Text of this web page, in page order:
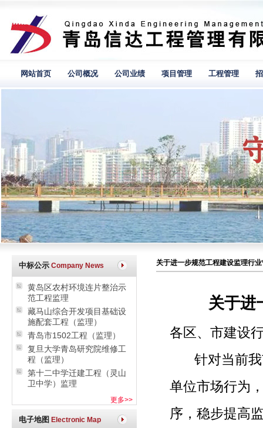
网站首页 公司概况 公司业绩 项目管理 工程管理
中标公示 Company News
黄岛区农村环境连片整治示
范工程监理
藏马山综合开发项目基础设
施配套工程（监理）
青岛市1502工程（监理）
复旦大学青岛研究院维修工
程（监理）
第十二中学迁建工程（灵山
卫中学）监理
更多>>
电子地图 Electronic Map
关于进一步规范工程建设监理行
关于进
各区、市建设
针对当前我
单位市场行为
序，稳步提高